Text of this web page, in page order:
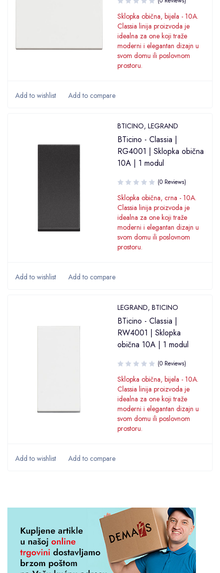
Sklopka obična, bijela - 10A.
Classia linija proizvoda je
idealna za one koji traže
moderni i elegantan dizajn u
svom domu ili poslovnom
prostoru.
BTICINO, LEGRAND
BTicino - Classia |
RG4001 | Sklopka obična
10A | 1 modul
(0 Reviews)
Sklopka obična, crna - 10A.
Classia linija proizvoda je
idealna za one koji traže
moderni i elegantan dizajn u
svom domu ili poslovnom
prostoru.
LEGRAND, BTICINO
BTicino - Classia |
RW4001 | Sklopka
obična 10A | 1 modul
(0 Reviews)
Sklopka obična, bijela - 10A.
Classia linija proizvoda je
idealna za one koji traže
moderni i elegantan dizajn u
svom domu ili poslovnom
prostoru.